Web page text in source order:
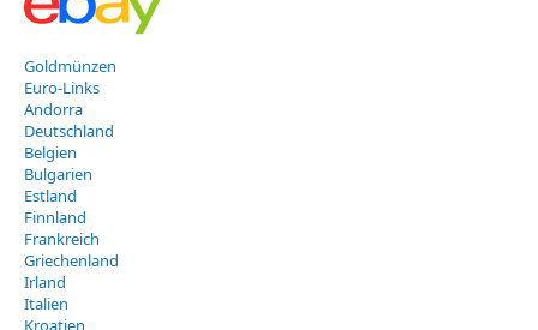
Goldmünzen
Euro-Links
Andorra
Deutschland
Belgien
Bulgarien
Estland
Finnland
Frankreich
Griechenland
Irland
Italien
Kroatien